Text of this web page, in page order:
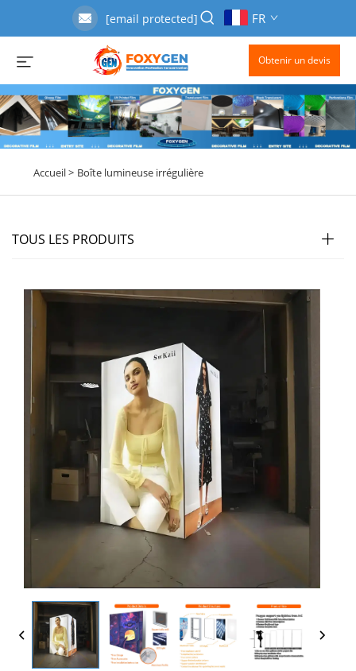
[email protected] FR
Obtenir un devis
Accueil > Boîte lumineuse irrégulière
TOUS LES PRODUITS